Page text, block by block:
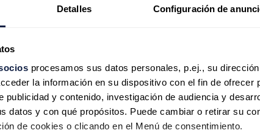
Detalles Configuración de
procesamos sus datos personales, p.ej., su
la información en su dispositivo con el fin de ofrecer
publicidad y contenido, investigación de audiencia y
datos y con qué propósitos. Puede cambiar o retirar su
de cookies o clicando en el Menú de consentimiento.